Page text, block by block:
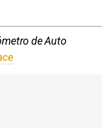
de Auto